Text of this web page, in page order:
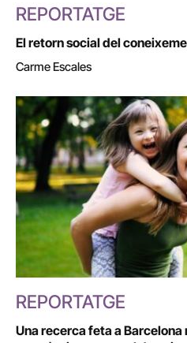
REPORTATGE
El retorn social del
Carme Escales
REPORTATGE
Una recerca feta a